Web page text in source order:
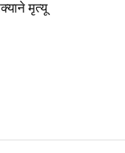
मृत्यू